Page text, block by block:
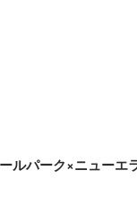
ルパーク×ニューエ